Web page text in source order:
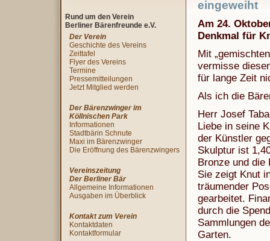
eingeweiht
Am 24.
Denkmal für
Mit
vermisse
für lange Zeit
Als ich die
Herr Josef
Liebe in seine
der Künstler
Skulptur ist
Bronze und die
Sie zeigt Knut
träumender
gearbeitet.
durch die
Sammlungen
Garten.
Rund um den Verein
Berliner Bärenfreunde e.V.
Der Verein
Geschichte des Vereins
Zeittafel
Flyer des Vereins
Termine
Pressemitteilungen
Jetzt Mitglied werden
Der Bärenzwinger im
Köllnischen Park
Informationen
Stadtbärin Schnute
Maxi im Bärenzwinger
Die Eröffnung des Bärenzwingers
Vereinszeitung
Der Berliner Bär
Allgemeine Informationen
Ausgaben im Überblick
Kontakt zum Verein
Kontaktdaten
Kontaktformular